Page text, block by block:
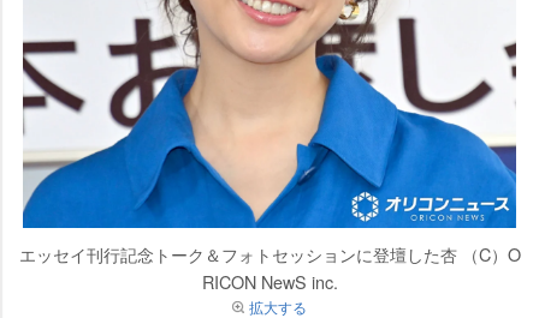
エッセイ刊行記念トーク＆フォトセッションに登壇した杏 （C）O
RICON NewS inc.
拡大する